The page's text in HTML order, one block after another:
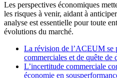
Les perspectives économiques
les risques à venir, aidant à
analyse est essentielle pour toute
évolutions du marché.
La révision de l’ACEUM se
commerciales et de quête de
L’incertitude commerciale
économie en